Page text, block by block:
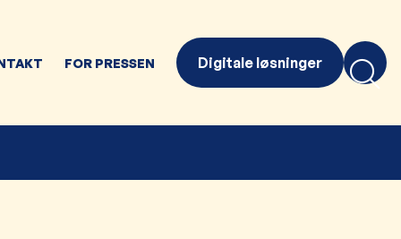
FOR PRESSEN Digitale løsninger